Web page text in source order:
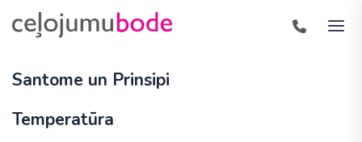
Santome un Prinsipi
Temperatūra